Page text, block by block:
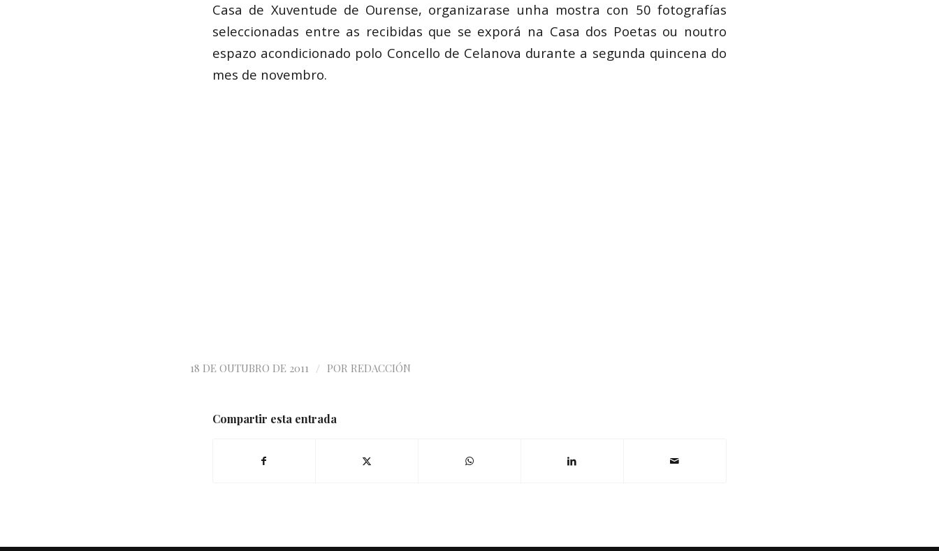
Casa de Xuventude de Ourense, organizarase unha mostra con 50 fotografías
seleccionadas entre as recibidas que se exporá na Casa dos Poetas ou noutro
espazo acondicionado polo Concello de Celanova durante a segunda quincena do
mes de novembro.
18 DE OUTUBRO DE 2011 / POR REDACCIÓN
Compartir esta entrada